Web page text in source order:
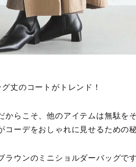
丈のコートがトレンド！
からこそ、他のアイテムは無駄を
ーデをおしゃれに見せるための秘
ウンのミニショルダーバッグです